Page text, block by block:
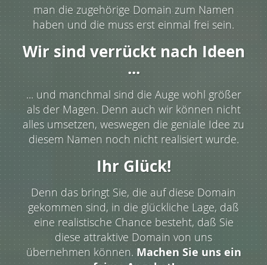
man die zugehörige Domain zum Namen
haben und die muss erst einmal frei sein.
Wir sind verrückt nach Ideen
...
... und manchmal sind die Auge wohl größer
als der Magen. Denn auch wir können nicht
alles umsetzen, weswegen die geniale Idee zu
diesem Namen noch nicht realisiert wurde.
Ihr Glück!
Denn das bringt Sie, die auf diese Domain
gekommen sind, in die glückliche Lage, daß
eine realistische Chance besteht, daß Sie
diese attraktive Domain von uns
übernehmen können.Machen Sie uns ein